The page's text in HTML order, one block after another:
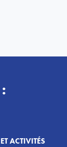
ACTIVITÉS